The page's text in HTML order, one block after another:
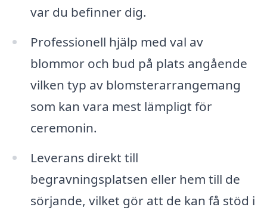
var du befinner dig.
Professionell hjälp med val av
blommor och bud på plats angående
vilken typ av blomsterarrangemang
som kan vara mest lämpligt för
ceremonin.
Leverans direkt till
begravningsplatsen eller hem till de
sörjande, vilket gör att de kan få stöd i